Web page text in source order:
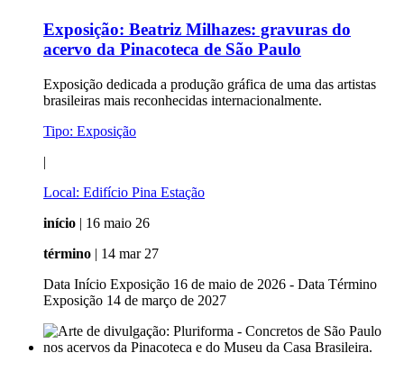
Exposição: Beatriz Milhazes: gravuras do
acervo da Pinacoteca de São Paulo
Exposição dedicada a produção gráfica de uma das artistas
brasileiras mais reconhecidas internacionalmente.
Tipo: Exposição
|
Local: Edifício Pina Estação
início | 16 maio 26
término | 14 mar 27
Data Início Exposição 16 de maio de 2026 - Data Término
Exposição 14 de março de 2027